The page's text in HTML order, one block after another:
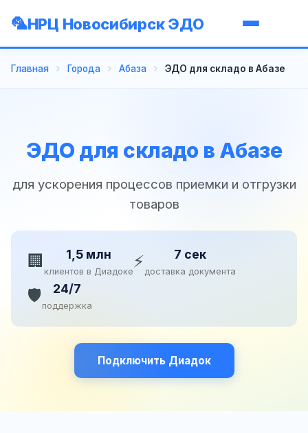
НРЦ Новосибирск ЭДО
Главная Города Абаза ЭДО для складо в Абазе
ЭДО для складо в Абазе
для ускорения процессов приемки и отгрузки
товаров
🏢 1,5 млн
клиентов в Диадоке⚡ 7 сек
доставка документа
🛡️ 24/7
поддержка
Подключить Диадок